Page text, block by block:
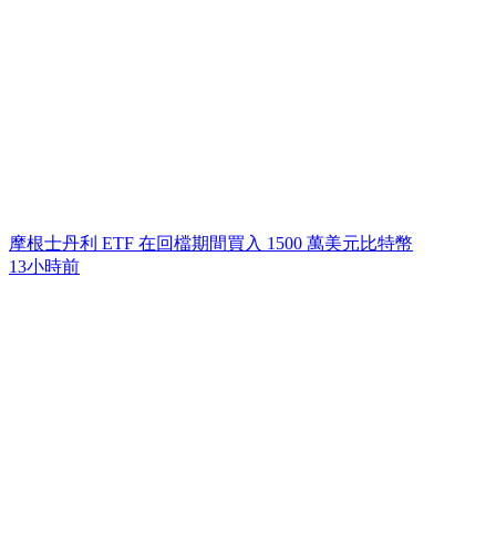
摩根士丹利 ETF 在回檔期間買入 1500 萬美元比特幣
13小時前